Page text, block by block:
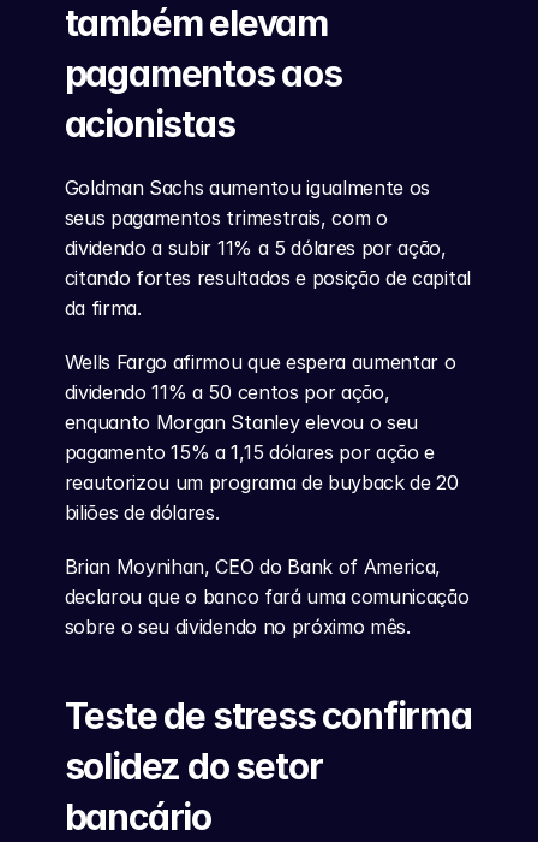
também elevam
pagamentos aos
acionistas
Goldman Sachs aumentou igualmente os
seus pagamentos trimestrais, com o
dividendo a subir 11% a 5 dólares por ação,
citando fortes resultados e posição de capital
da firma.
Wells Fargo afirmou que espera aumentar o
dividendo 11% a 50 centos por ação,
enquanto Morgan Stanley elevou o seu
pagamento 15% a 1,15 dólares por ação e
reautorizou um programa de buyback de 20
biliões de dólares.
Brian Moynihan, CEO do Bank of America,
declarou que o banco fará uma comunicação
sobre o seu dividendo no próximo mês.
Teste de stress confirma
solidez do setor
bancário